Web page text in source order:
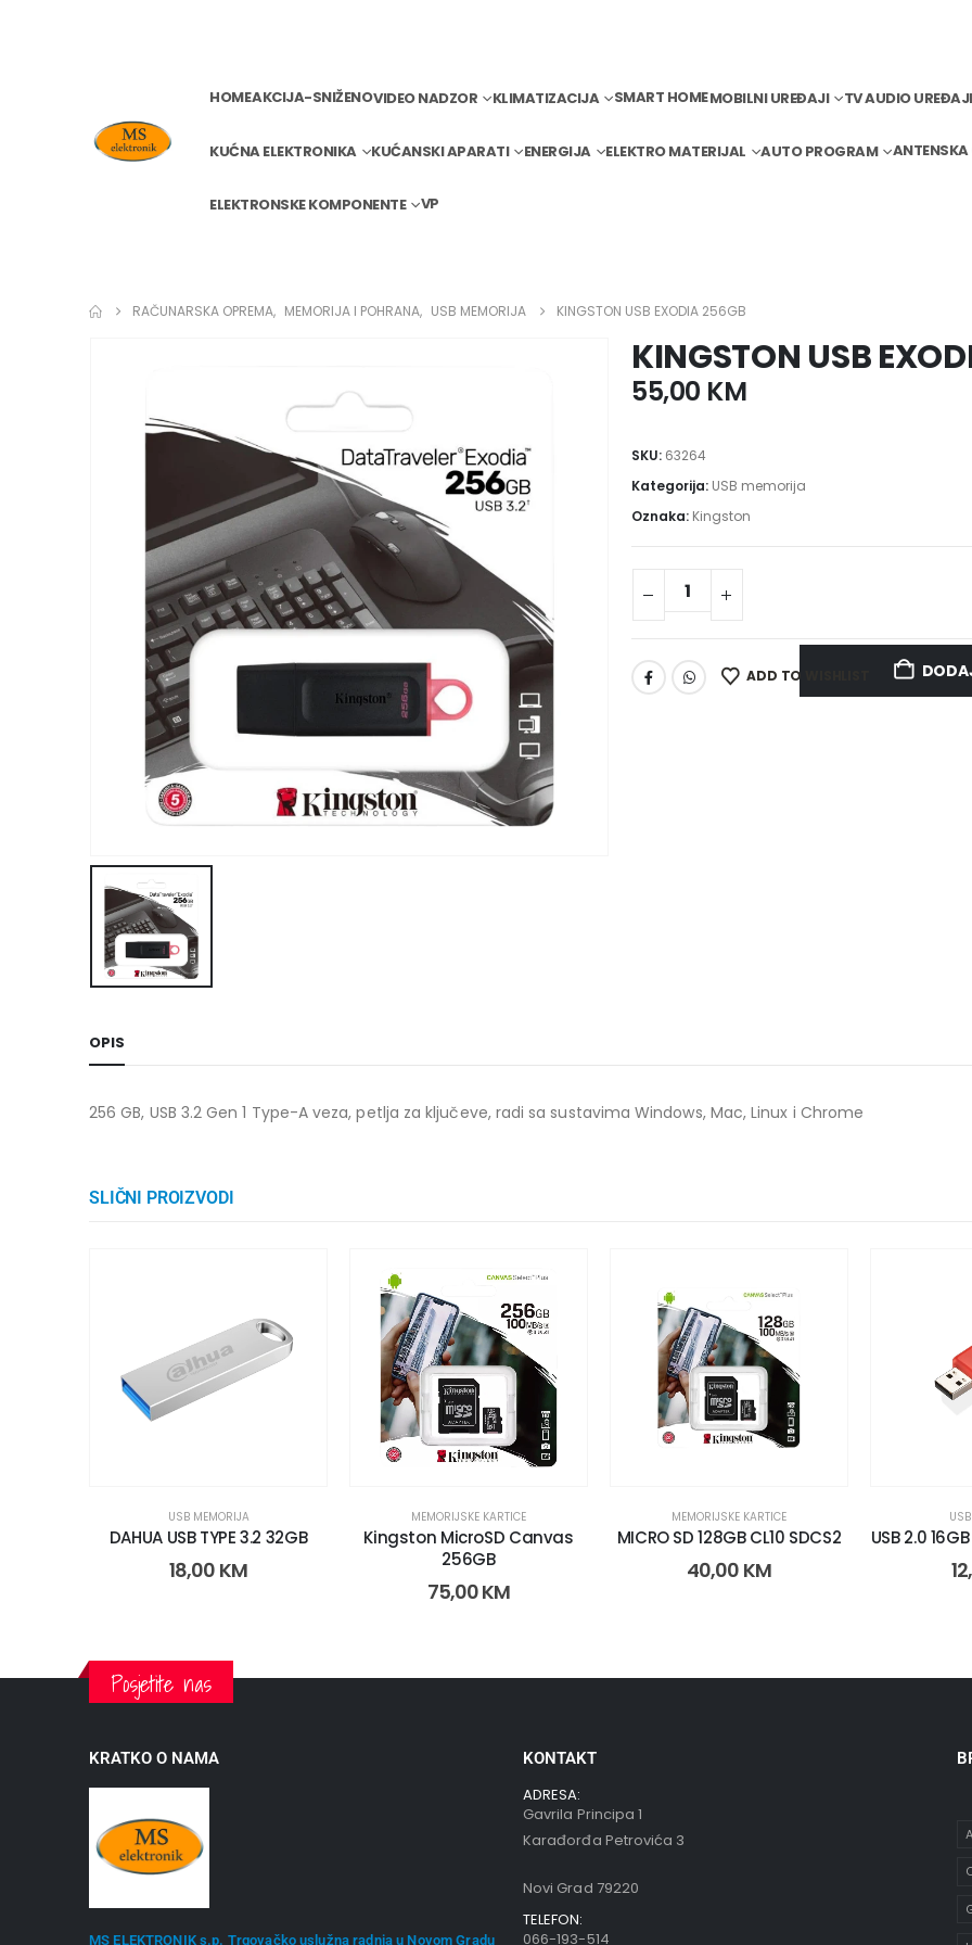
HOMEAKCIJA-SNIŽENOVIDEO NADZOR KLIMATIZACIJA SMART HOMEMOBILNI UREĐAJI TV AUDIO UREĐAJI
KUĆNA ELEKTRONIKA KUĆANSKI APARATI ENERGIJA ELEKTRO MATERIJAL AUTO PROGRAM ANTENSKA
ELEKTRONSKE KOMPONENTE VP
RAČUNARSKA OPREMA, MEMORIJA I POHRANA, USB MEMORIJA KINGSTON USB EXODIA 256GB
KINGSTON USB
55,00 KM
SKU: 63264
Kategorija: USB memorija
Oznaka: Kingston
ADD TO WISHLIST
OPIS
256 GB, USB 3.2 Gen 1 Type-A veza, petlja za ključeve, radi sa sustavima Windows, Mac, Linux i Chrome
SLIČNI PROIZVODI
USB MEMORIJA
DAHUA USB TYPE 3.2 32GB
18,00 KM
MEMORIJSKE KARTICE
Kingston MicroSD Canvas
256GB
75,00KM
MEMORIJSKE KARTICE
MICRO SD 128GB CL10 SDCS2
40,00 KM
USB 2.0
Posjetite nas
KRATKO O NAMA
MS ELEKTRONIK s.p. Trgovačko uslužna radnja u Novom Gradu
KONTAKT
ADRESA:
Gavrila Principa 1
Karađorđa Petrovića 3
Novi Grad 79220
TELEFON:
066-193-514